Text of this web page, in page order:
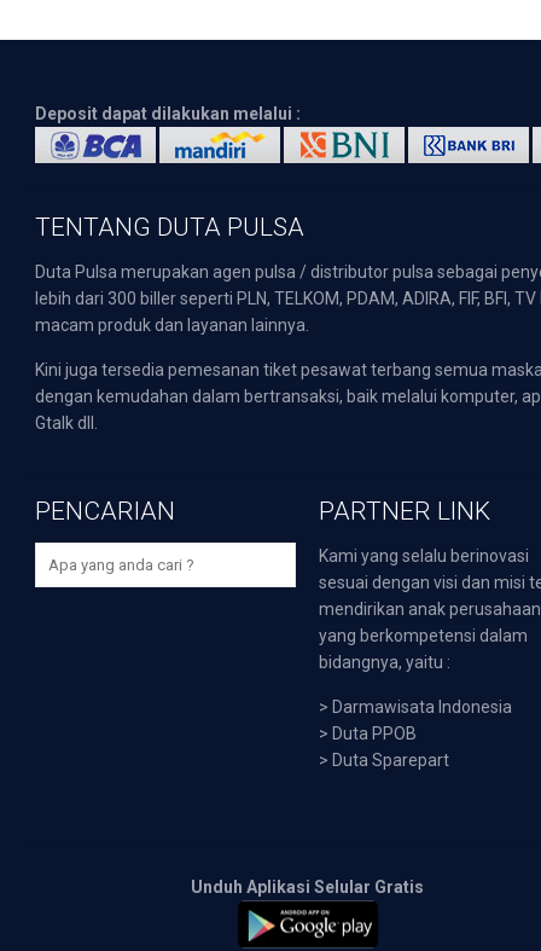
Deposit dapat dilakukan melalui :
TENTANG DUTA PULSA
Duta Pulsa merupakan agen pulsa / distributor pulsa sebagai
lebih dari 300 biller seperti PLN, TELKOM, PDAM, ADIRA, FIF,
macam produk dan layanan lainnya.
Kini juga tersedia pemesanan tiket pesawat terbang semua
dengan kemudahan dalam bertransaksi, baik melalui komputer,
Gtalk dll.
PENCARIAN PARTNER LINK
Kami yang selalu berinovasi
sesuai dengan visi dan misi
mendirikan anak perusahaan
yang berkompetensi dalam
bidangnya, yaitu :
> Darmawisata Indonesia
> Duta PPOB
> Duta Sparepart
Unduh Aplikasi Selular Gratis